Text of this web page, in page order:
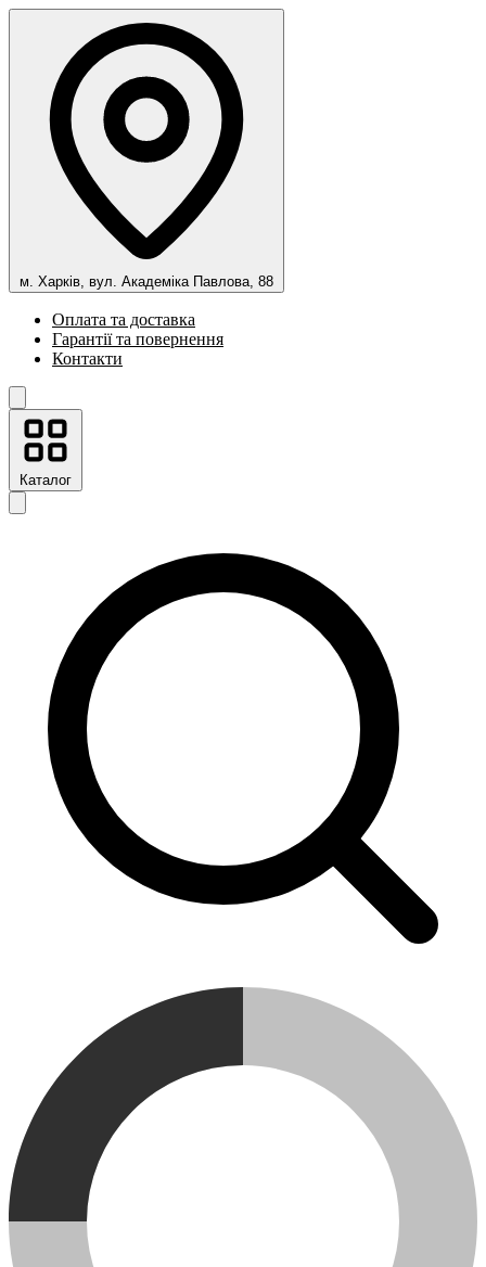
м. Харків, вул. Академіка Павлова, 88
Оплата та доставка
Гарантії та повернення
Контакти
Каталог